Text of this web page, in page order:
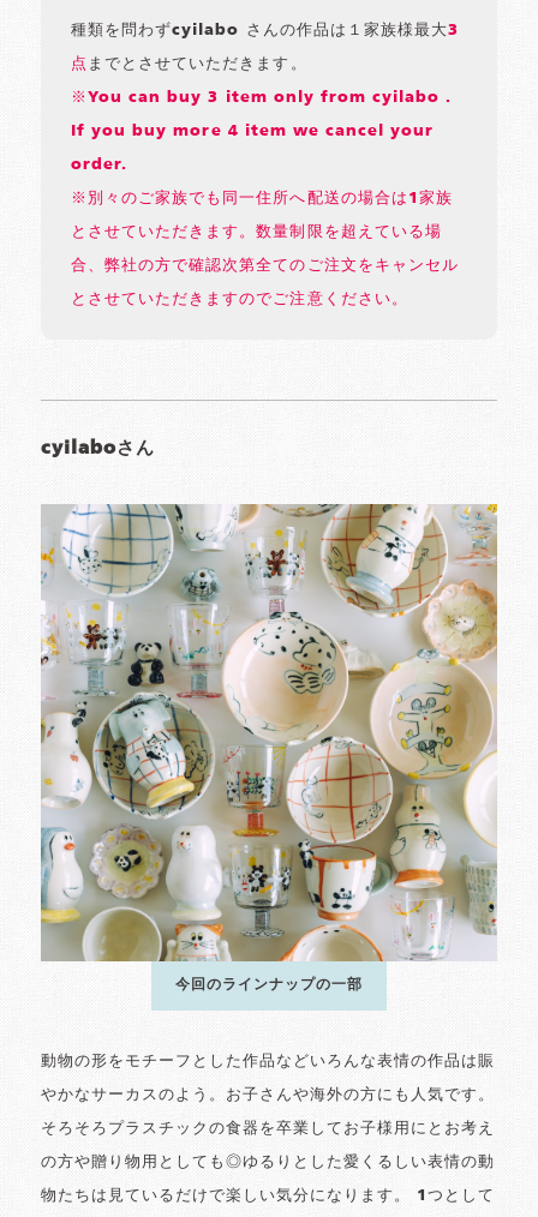
種類を問わずcyilabo さんの作品は１家族様最大3
点 までとさせていただきます。
※You can buy 3 item only from cyilabo .
If you buy more 4 item we cancel your
order.
※別々のご家族でも同一住所へ配送の場合は1家族
とさせていただきます。数量制限を超えている場
合、弊社の方で確認次第全てのご注文をキャンセル
とさせていただきますのでご注意ください。
cyilaboさん
今回のラインナップの一部
動物の形をモチーフとした作品などいろんな表情の作品は賑
やかなサーカスのよう。お子さんや海外の方にも人気です。
そろそろプラスチックの食器を卒業してお子様用にとお考え
の方や贈り物用としても◎ゆるりとした愛くるしい表情の動
物たちは見ているだけで楽しい気分になります。 1つとして